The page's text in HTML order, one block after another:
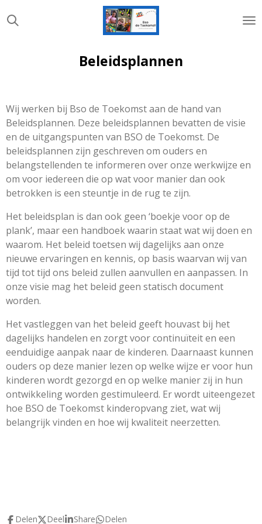
direct
Beleidsplannen
Wij werken bij Bso de Toekomst aan de hand van
Beleidsplannen. Deze beleidsplannen bevatten de visie
en de uitgangspunten van BSO de Toekomst. De
beleidsplannen zijn geschreven om ouders en
belangstellenden te informeren over onze werkwijze en
om voor iedereen die op wat voor manier dan ook
betrokken is een steuntje in de rug te zijn.
Het beleidsplan is dan ook geen ‘boekje voor op de
plank’, maar een handboek waarin staat wat wij doen en
waarom. Het beleid toetsen wij dagelijks aan onze
nieuwe ervaringen en kennis, op basis waarvan wij van
tijd tot tijd ons beleid zullen aanvullen en aanpassen. In
onze visie mag het beleid geen statisch document
worden.
Het vastleggen van het beleid geeft houvast bij het
dagelijks handelen en zorgt voor continuïteit en een
eenduidige aanpak naar de kinderen. Daarnaast kunnen
ouders op deze manier lezen op welke wijze er voor hun
kinderen wordt gezorgd en op welke manier zij in hun
ontwikkeling worden gestimuleerd. Er wordt uiteengezet
hoe BSO de Toekomst kinderopvang ziet, wat wij
belangrijk vinden en hoe wij kwaliteit neerzetten.
Delen Deel Share Delen